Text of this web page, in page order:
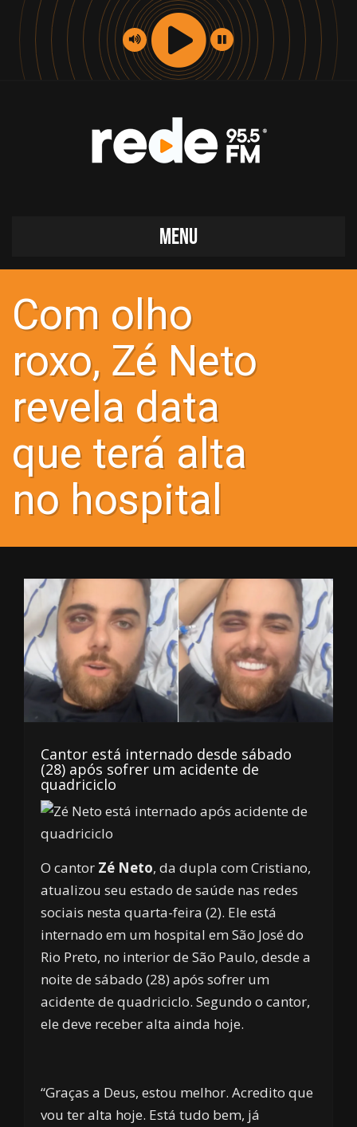
MENU
Com olho
roxo, Zé Neto
revela data
que terá alta
no hospital
Cantor está internado desde sábado
(28) após sofrer um acidente de
quadriciclo
O cantor Zé Neto, da dupla com Cristiano,
atualizou seu estado de saúde nas redes
sociais nesta quarta-feira (2). Ele está
internado em um hospital em São José do
Rio Preto, no interior de São Paulo, desde a
noite de sábado (28) após sofrer um
acidente de quadriciclo. Segundo o cantor,
ele deve receber alta ainda hoje.
“Graças a Deus, estou melhor. Acredito que
vou ter alta hoje. Está tudo bem, já